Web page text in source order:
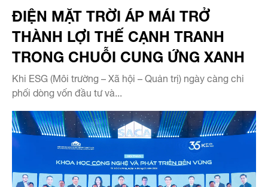
ĐIỆN MẶT TRỜI ÁP MÁI TRỞ
THÀNH LỢI THẾ CẠNH TRANH
TRONG CHUỖI CUNG ỨNG XANH
Khi ESG (Môi trường – Xã hội – Quản trị) ngày càng chi
phối dòng vốn đầu tư và...